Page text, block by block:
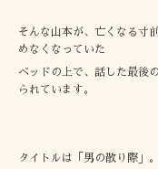
そんな山本が、亡くなる寸
めなくなっていた
ベッドの上で、話した最後
られています。
タイトルは「男の散り際」。